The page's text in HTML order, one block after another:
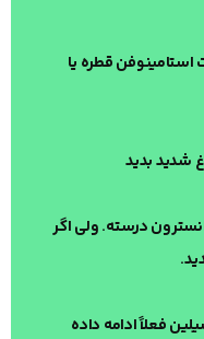
از ۳۸.۵ شد، هر ۴ تا ۶ ساعت استامینوفن قطره یا
۱.۵ سی‌سی اندانسترون درسته. ولی اگر
فعلاً ادامه داده